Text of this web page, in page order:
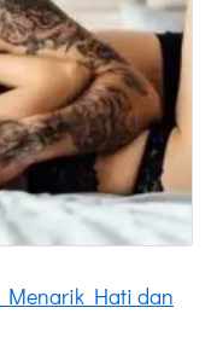
Menarik Hati dan